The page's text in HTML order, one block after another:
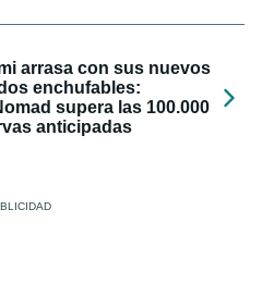
arrasa con sus nuevos
enchufables:
supera las 100.000
anticipadas